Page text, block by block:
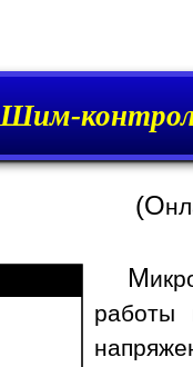
Шим-
(О
М
работы